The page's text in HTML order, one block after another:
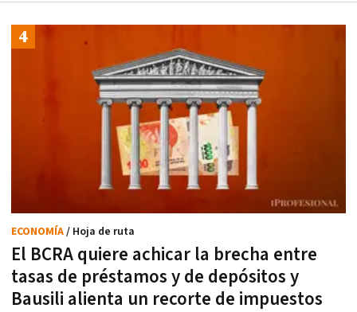
El BCRA quiere achicar la brecha entre
tasas de préstamos y de depósitos y
Bausili alienta un recorte de impuestos
ECONOMÍA/ Hoja de ruta